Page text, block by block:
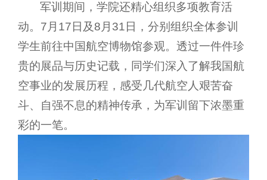
军训期间，学院还精心组织多项教育活
动。7月17日及8月31日，分别组织全体参训
学生前往中国航空博物馆参观。透过一件件珍
贵的展品与历史记载，同学们深入了解我国航
空事业的发展历程，感受几代航空人艰苦奋
斗、自强不息的精神传承，为军训留下浓墨重
彩的一笔。